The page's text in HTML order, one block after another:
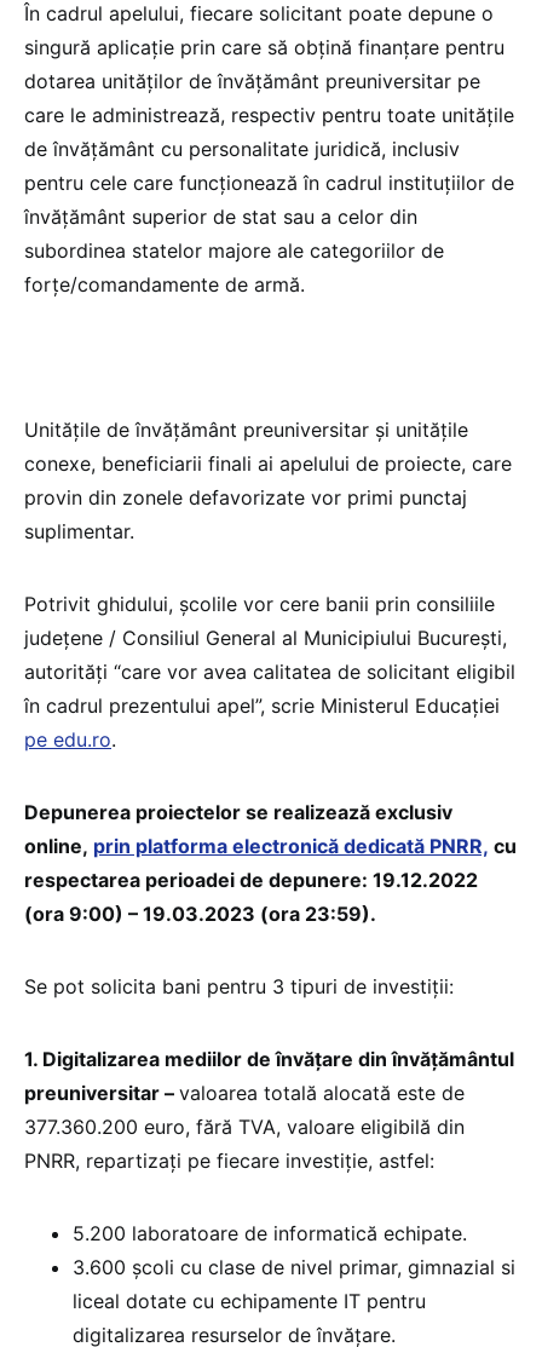
În cadrul apelului, fiecare solicitant poate depune o
singură aplicație prin care să obțină finanțare pentru
dotarea unităților de învățământ preuniversitar pe
care le administrează, respectiv pentru toate unitățile
de învățământ cu personalitate juridică, inclusiv
pentru cele care funcționează în cadrul instituțiilor de
învățământ superior de stat sau a celor din
subordinea statelor majore ale categoriilor de
forțe/comandamente de armă.
Unitățile de învățământ preuniversitar și unitățile
conexe, beneficiarii finali ai apelului de proiecte, care
provin din zonele defavorizate vor primi punctaj
suplimentar.
Potrivit ghidului, școlile vor cere banii prin consiliile
județene / Consiliul General al Municipiului București,
autorități “care vor avea calitatea de solicitant eligibil
în cadrul prezentului apel”, scrie Ministerul Educației
pe edu.ro.
Depunerea proiectelor se realizează exclusiv
online, prin platforma electronică dedicată PNRR, cu
respectarea perioadei de depunere: 19.12.2022
(ora 9:00) – 19.03.2023 (ora 23:59).
Se pot solicita bani pentru 3 tipuri de investiții:
1. Digitalizarea mediilor de învățare din învățământul
preuniversitar – valoarea totală alocată este de
377.360.200 euro, fără TVA, valoare eligibilă din
PNRR, repartizați pe fiecare investiție, astfel:
5.200 laboratoare de informatică echipate.
3.600 școli cu clase de nivel primar, gimnazial si
liceal dotate cu echipamente IT pentru
digitalizarea resurselor de învățare.